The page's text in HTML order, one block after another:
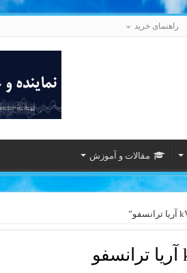
راهنمای خرید
مقالات و آموزش